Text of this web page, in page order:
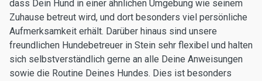
dass Dein Hund in einer ähnlichen Umgebung wie seinem
Zuhause betreut wird, und dort besonders viel persönliche
Aufmerksamkeit erhält. Darüber hinaus sind unsere
freundlichen Hundebetreuer in Stein sehr flexibel und halten
sich selbstverständlich gerne an alle Deine Anweisungen
sowie die Routine Deines Hundes. Dies ist besonders